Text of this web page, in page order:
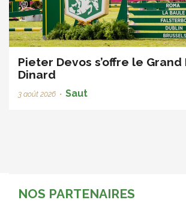
Pieter Devos s’offre le Grand
Dinard
3 août 2026 • Saut
NOS PARTENAIRES